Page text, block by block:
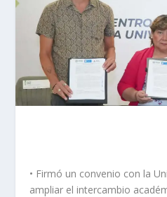
• Firmó un convenio con la
ampliar el intercambio